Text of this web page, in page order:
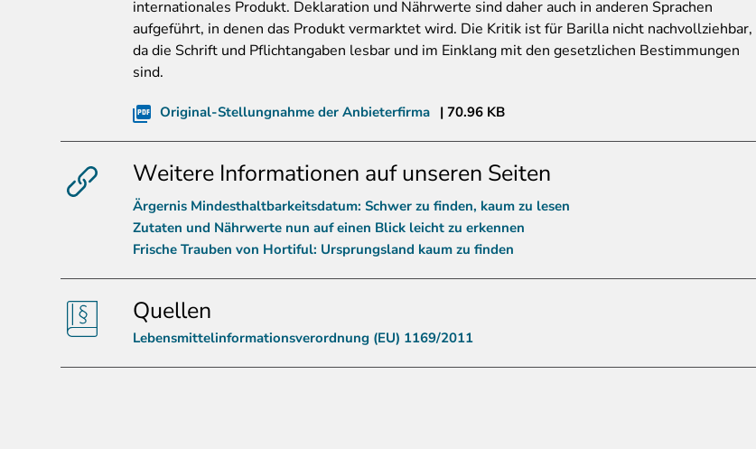
internationales Produkt. Deklaration und Nährwerte sind daher auch in anderen Sprachen
aufgeführt, in denen das Produkt vermarktet wird. Die Kritik ist für Barilla nicht nachvollziehbar,
da die Schrift und Pflichtangaben lesbar und im Einklang mit den gesetzlichen Bestimmungen
sind.
Original-Stellungnahme der Anbieterfirma 70.96 KB
Weitere Informationen auf unseren Seiten
Ärgernis Mindesthaltbarkeitsdatum: Schwer zu finden, kaum zu lesen
Zutaten und Nährwerte nun auf einen Blick leicht zu erkennen
Frische Trauben von Hortiful: Ursprungsland kaum zu finden
Quellen
Lebensmittelinformationsverordnung (EU) 1169/2011